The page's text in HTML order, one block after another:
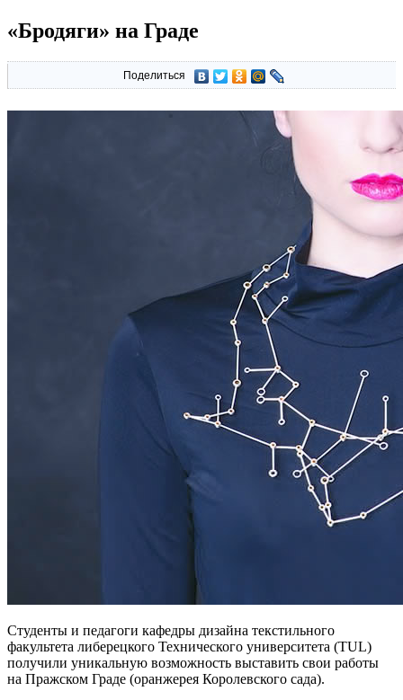
«Бродяги» на Граде
Поделиться
Студенты и педагоги кафедры дизайна текстильного
факультета либерецкого Технического университета (TUL)
получили уникальную возможность выставить свои работы
на Пражском Граде (оранжерея Королевского сада).